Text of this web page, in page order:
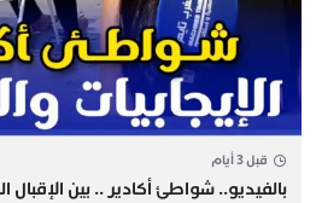
قبل 3 أيام
بالفيديو.. شواطئ أكادير .. بين الإقبال